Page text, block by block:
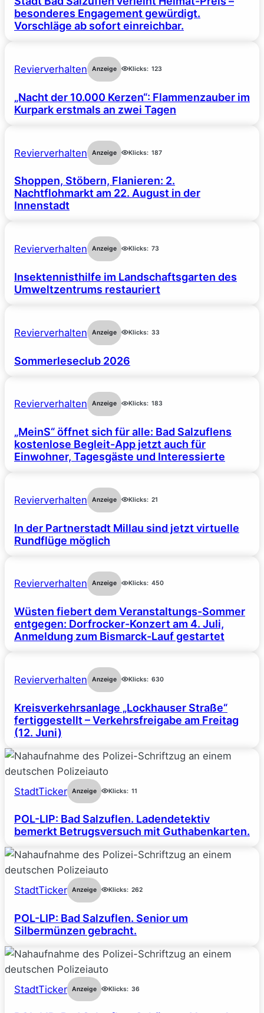
besonderes Engagement gewürdigt.
Vorschläge ab sofort einreichbar.
Revierverhalten Anzeige Klicks: 123
„Nacht der 10.000 Kerzen“: Flammenzauber im
Kurpark erstmals an zwei Tagen
Revierverhalten Anzeige Klicks: 187
Shoppen, Stöbern, Flanieren: 2.
Nachtflohmarkt am 22. August in der
Innenstadt
Revierverhalten Anzeige Klicks: 73
Insektennisthilfe im Landschaftsgarten des
Umweltzentrums restauriert
Revierverhalten Anzeige Klicks: 33
Sommerleseclub 2026
Revierverhalten Anzeige Klicks: 183
„MeinS“ öffnet sich für alle: Bad Salzuflens
kostenlose Begleit-App jetzt auch für
Einwohner, Tagesgäste und Interessierte
Revierverhalten Anzeige Klicks: 21
In der Partnerstadt Millau sind jetzt virtuelle
Rundflüge möglich
Revierverhalten Anzeige Klicks: 450
Wüsten fiebert dem Veranstaltungs-Sommer
entgegen: Dorfrocker-Konzert am 4. Juli,
Anmeldung zum Bismarck-Lauf gestartet
Revierverhalten Anzeige Klicks: 630
Kreisverkehrsanlage „Lockhauser Straße“
fertiggestellt – Verkehrsfreigabe am Freitag
(12. Juni)
StadtTicker Anzeige Klicks: 11
POL-LIP: Bad Salzuflen. Ladendetektiv
bemerkt Betrugsversuch mit Guthabenkarten.
StadtTicker Anzeige Klicks: 262
POL-LIP: Bad Salzuflen. Senior um
Silbermünzen gebracht.
StadtTicker Anzeige Klicks: 36